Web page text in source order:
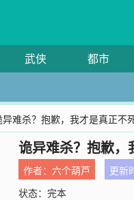
武侠 都市
异难杀？抱歉，我才是真正不
诡异难杀？抱歉，
作者：六个葫芦 更新
状态：完本